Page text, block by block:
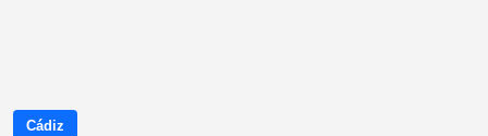
Cádiz